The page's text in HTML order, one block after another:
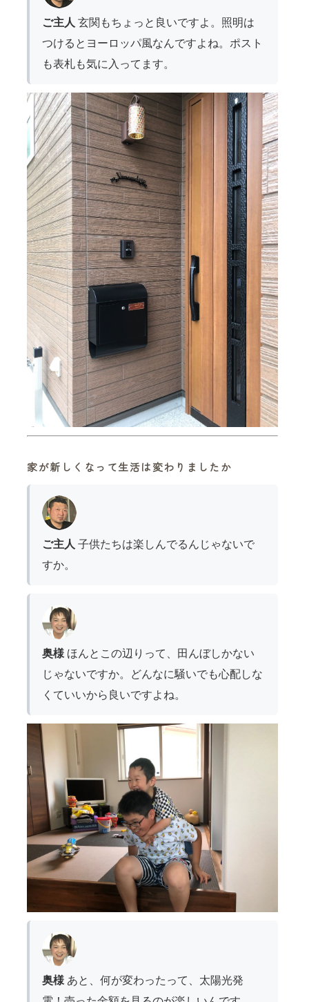
ご主人玄関もちょっと良いですよ。照明は
つけるとヨーロッパ風なんですよね。ポスト
も表札も気に入ってます。
家が新しくなって生活は変わりましたか
ご主人子供たちは楽しんでるんじゃないで
すか。
奥様 ほんとこの辺りって、田んぼしかない
じゃないですか。どんなに騒いでも心配しな
くていいから良いですよね。
奥様 あと、何が変わったって、太陽光発